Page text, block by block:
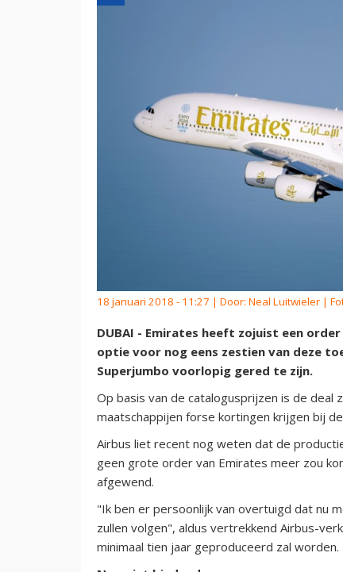
18 januari 2018 - 11:27 | Door: Neal Luitwieler |
DUBAI - Emirates heeft zojuist een
optie voor nog eens zestien van deze
Superjumbo voorlopig gered te zijn.
Op basis van de catalogusprijzen is de deal
maatschappijen forse kortingen krijgen bij
Airbus liet recent nog weten dat de
geen grote order van Emirates meer zou
afgewend.
"Ik ben er persoonlijk van overtuigd dat nu
zullen volgen", aldus vertrekkend Airbus-
minimaal tien jaar geproduceerd zal worden.